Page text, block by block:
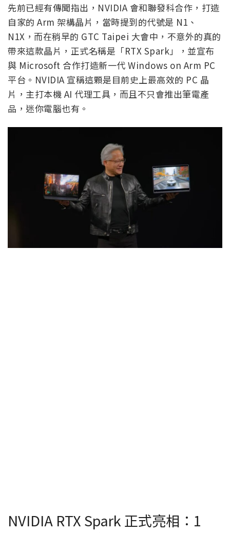
先前已經有傳聞指出，NVIDIA 會和聯發科合作，打造
自家的 Arm 架構晶片，當時提到的代號是 N1、
N1X，而在稍早的 GTC Taipei 大會中，不意外的真的
帶來這款晶片，正式名稱是「RTX Spark」，並宣布
與 Microsoft 合作打造新一代 Windows on Arm PC
平台。NVIDIA 宣稱這顆是目前史上最高效的 PC 晶
片，主打本機 AI 代理工具，而且不只會推出筆電產
品，迷你電腦也有。
NVIDIA RTX Spark 正式亮相：1